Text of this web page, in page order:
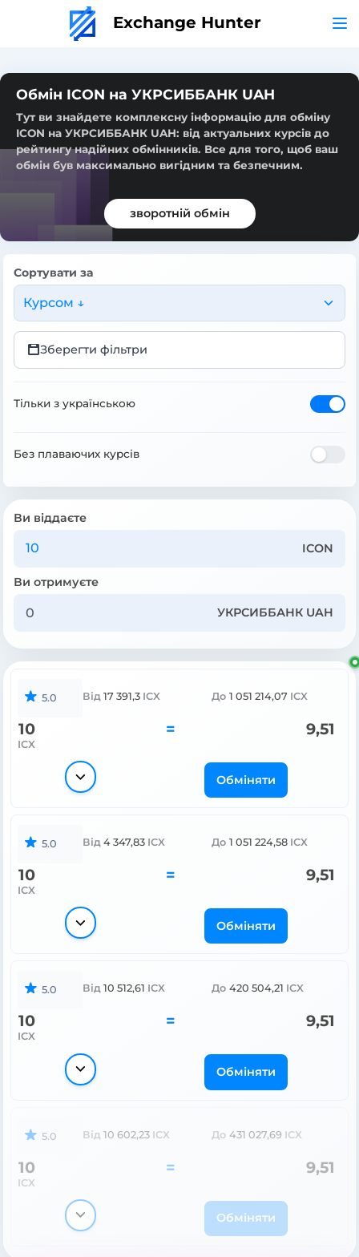
Exchange Hunter
Обмін ICON на УКРСИББАНК UAH
Тут ви знайдете комплексну інформацію для обміну
ICON на УКРСИББАНК UAH: від актуальних курсів до
рейтингу надійних обмінників. Все для того, щоб ваш
обмін був максимально вигідним та безпечним.
зворотній обмін
Сортувати за
Курсом ↓
Зберегти фільтри
Тільки з українською
Без плаваючих курсів
Ви віддаєте
ICON
Ви отримуєте
УКРСИББАНК UAH
5.0 Від 17 391,3 ICX До 1 051 214,07 ICX
10
ICX
= 9,51
Обміняти
5.0 Від 4 347,83 ICX До 1 051 224,58 ICX
10
ICX
= 9,51
Обміняти
5.0 Від 10 512,61 ICX До 420 504,21 ICX
10
ICX
= 9,51
Обміняти
5.0 Від 10 602,23 ICX До 431 027,69 ICX
10
ICX
= 9,51
Обміняти